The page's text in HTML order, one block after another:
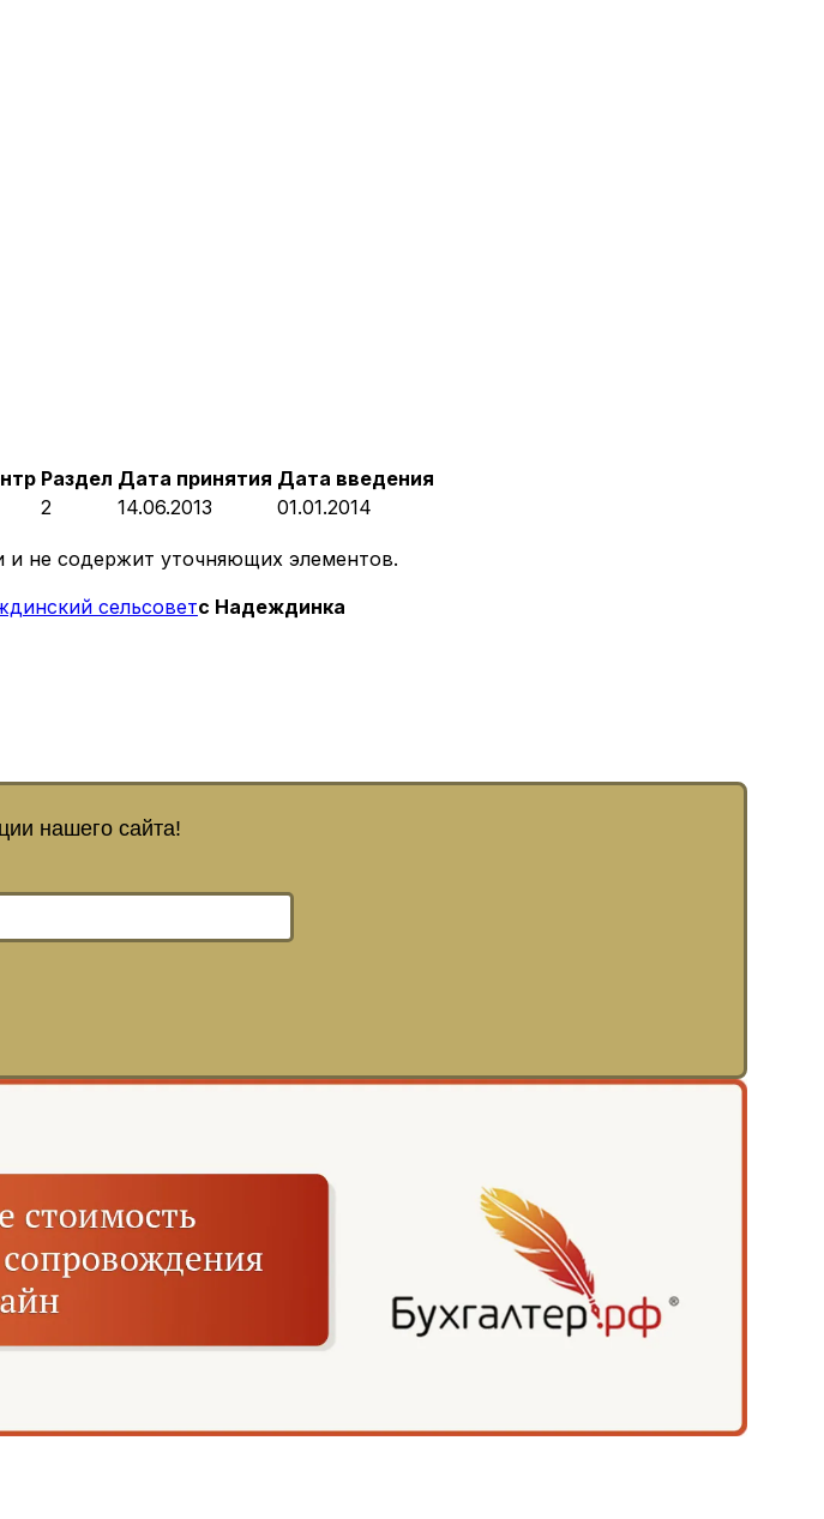
Раздел Дата принятия Дата введения
2 14.06.2013 01.01.2014
и не содержит уточняющих элементов.
сельсоветс Надеждинка
нашего сайта!